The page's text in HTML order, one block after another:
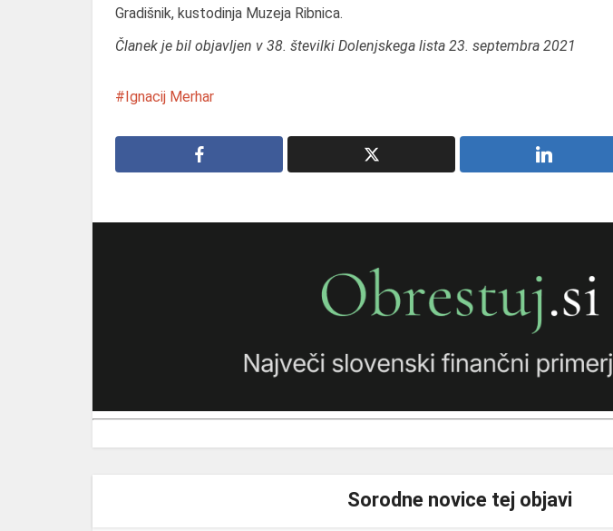
Gradišnik, kustodinja Muzeja Ribnica.
Članek je bil objavljen v 38. številki Dolenjskega lista 23. septembra 2021
Ignacij Merhar
Sorodne novice tej objavi